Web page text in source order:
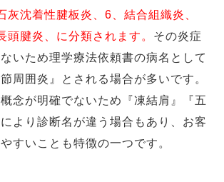
灰沈着性腱板炎、6、結合組織炎、
頭腱炎、に分類されます。 その炎症
いため理学療法依頼書の病名として
周囲炎』とされる場合が多いです。
念が明確でないため『凍結肩』『五
より診断名が違う場合もあり、お客
すいことも特徴の一つです。